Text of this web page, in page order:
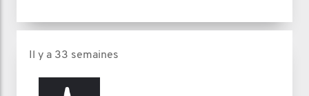
Il y a 33 semaines